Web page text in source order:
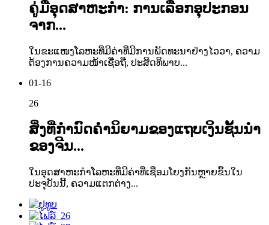
ຄູ່ມືອຸດສາຫະກຳ: ການເລືອກອຸປະກອນ
ຈາກ...
ໃນຂະແໜງໂລຫະທີ່ມີຄ່າທີ່ມີການພັດທະນາຢ່າງໄວວາ, ຄວາມ
ຕ້ອງການຄວາມໜ້າເຊື່ອຖື, ປະສິດທິພາບ...
01-16
26
ສິ່ງທີ່ກຳນົດຄຳນິຍາມຂອງແຖບເງິນຊັ້ນນຳ
ຂອງຈີນ...
ໃນອຸດສາຫະກຳໂລຫະທີ່ມີຄ່າທີ່ເຊື່ອມໂຍງກັນຫຼາຍຂຶ້ນໃນ
ປະຈຸບັນນີ້, ຄວາມແຕກຕ່າງ...